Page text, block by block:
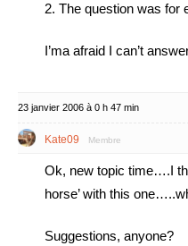
2. The question was for
I’ma afraid I can’t
23 janvier 2006 à 0 h 47 min
Kate09 Membre
Ok, new topic time….I
horse’ with this
Suggestions, anyone?